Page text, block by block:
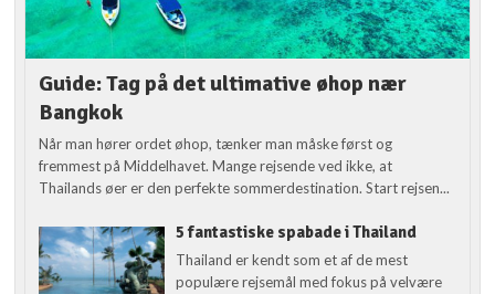
Guide: Tag på det ultimative øhop nær
Bangkok
Når man hører ordet øhop, tænker man måske først og
fremmest på Middelhavet. Mange rejsende ved ikke, at
Thailands øer er den perfekte sommerdestination. Start rejsen...
5 fantastiske spabade i Thailand
Thailand er kendt som et af de mest
populære rejsemål med fokus på velvære